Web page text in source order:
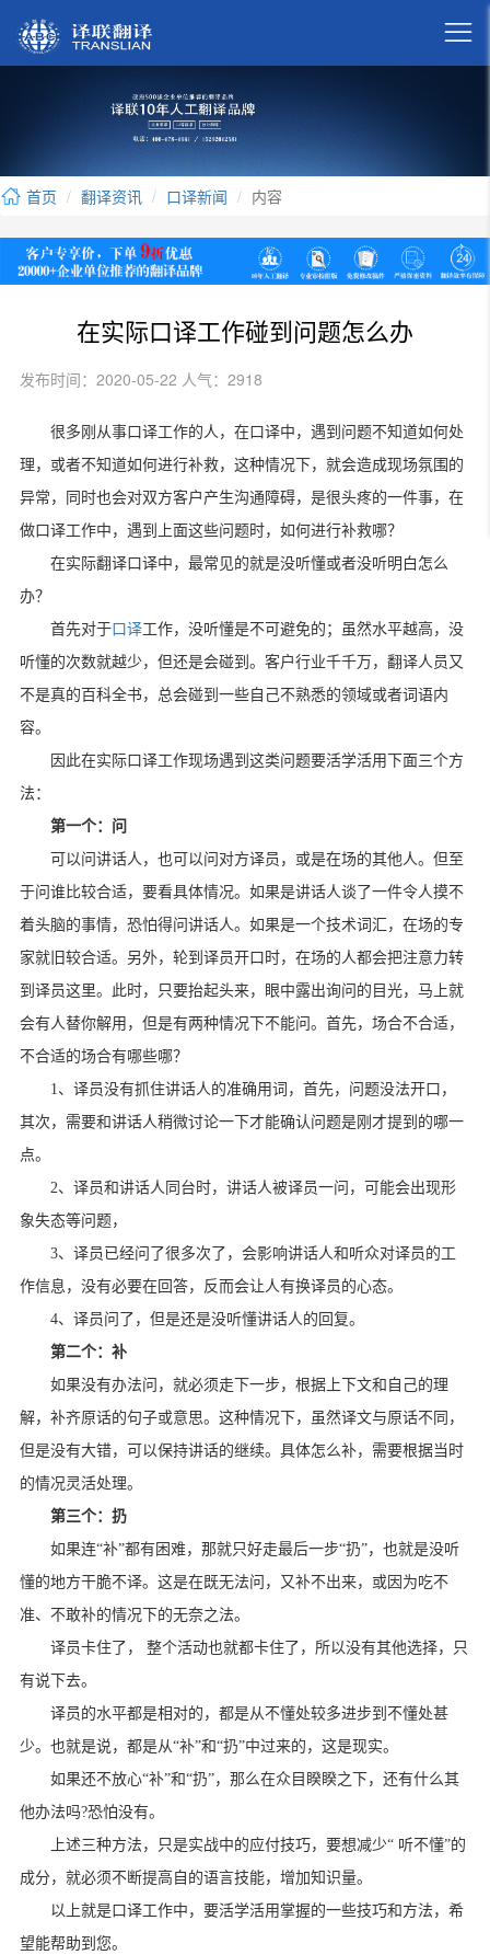

首页 翻译资讯 口译新闻 内容
在实际口译工作碰到问题怎么办
发布时间：2020-05-22 人气：2918
很多刚从事口译工作的人，在口译中，遇到问题不知道如何处
理，或者不知道如何进行补救，这种情况下，就会造成现场氛围的
异常，同时也会对双方客户产生沟通障碍，是很头疼的一件事，在
做口译工作中，遇到上面这些问题时，如何进行补救哪？
在实际翻译口译中，最常见的就是没听懂或者没听明白怎么
办？
首先对于口译工作，没听懂是不可避免的；虽然水平越高，没
听懂的次数就越少，但还是会碰到。客户行业千千万，翻译人员又
不是真的百科全书，总会碰到一些自己不熟悉的领域或者词语内
容。
因此在实际口译工作现场遇到这类问题要活学活用下面三个方
法：
第一个：问
可以问讲话人，也可以问对方译员，或是在场的其他人。但至
于问谁比较合适，要看具体情况。如果是讲话人谈了一件令人摸不
着头脑的事情，恐怕得问讲话人。如果是一个技术词汇，在场的专
家就旧较合适。另外，轮到译员开口时，在场的人都会把注意力转
到译员这里。此时，只要抬起头来，眼中露出询问的目光，马上就
会有人替你解用，但是有两种情况下不能问。首先，场合不合适，
不合适的场合有哪些哪？
1、译员没有抓住讲话人的准确用词，首先，问题没法开口，
其次，需要和讲话人稍微讨论一下才能确认问题是刚才提到的哪一
点。
2、译员和讲话人同台时，讲话人被译员一问，可能会出现形
象失态等问题，
3、译员已经问了很多次了，会影响讲话人和听众对译员的工
作信息，没有必要在回答，反而会让人有换译员的心态。
4、译员问了，但是还是没听懂讲话人的回复。
第二个：补
如果没有办法问，就必须走下一步，根据上下文和自己的理
解，补齐原话的句子或意思。这种情况下，虽然译文与原话不同，
但是没有大错，可以保持讲话的继续。具体怎么补，需要根据当时
的情况灵活处理。
第三个：扔
如果连“补”都有困难，那就只好走最后一步“扔”，也就是没听
懂的地方干脆不译。这是在既无法问，又补不出来，或因为吃不
准、不敢补的情况下的无奈之法。
译员卡住了， 整个活动也就都卡住了，所以没有其他选择，只
有说下去。
译员的水平都是相对的，都是从不懂处较多进步到不懂处甚
少。也就是说，都是从“补”和“扔”中过来的，这是现实。
如果还不放心“补”和“扔”，那么在众目睽睽之下，还有什么其
他办法吗?恐怕没有。
上述三种方法，只是实战中的应付技巧，要想减少“ 听不懂”的
成分，就必须不断提高自的语言技能，增加知识量。
以上就是口译工作中，要活学活用掌握的一些技巧和方法，希
望能帮助到您。